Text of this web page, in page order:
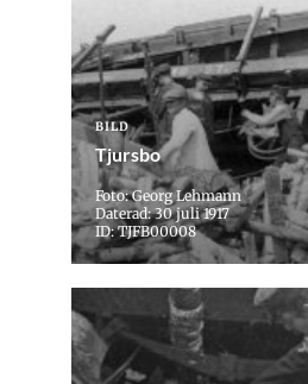
BILD
Tjursbo
Foto: Georg Lehmann
Daterad: 30 juli 1917
ID: TJFB00008